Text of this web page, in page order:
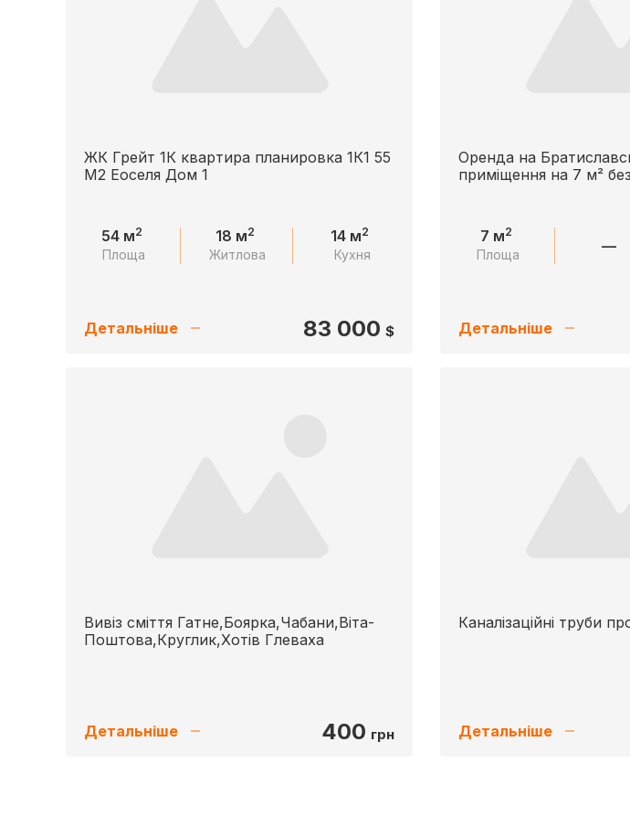
ЖК Грейт 1К квартира планировка 1К1 55
М2 Еоселя Дом 1
54 м2
Площа
18 м2
Житлова
14 м2
Кухня
Детальніше 83 000 $
Оренда на
приміщення на 7 м²
7 м2
Площа —
Детальніше
Вивіз сміття Гатне,Боярка,Чабани,Віта-
Поштова,Круглик,Хотів Глеваха
Детальніше 400 грн
Каналізаційні труби
Детальніше